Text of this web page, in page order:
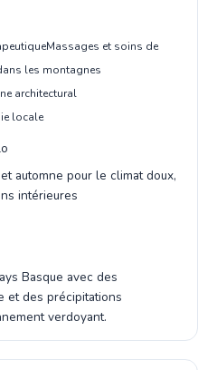
Massages et soins de
les montagnes
architectural
locale
automne pour le climat doux,
intérieures
Basque avec des
et des précipitations
verdoyant.